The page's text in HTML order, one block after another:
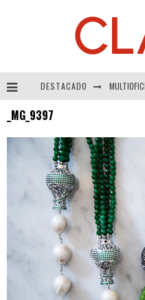
DESTACADO
_MG_9397